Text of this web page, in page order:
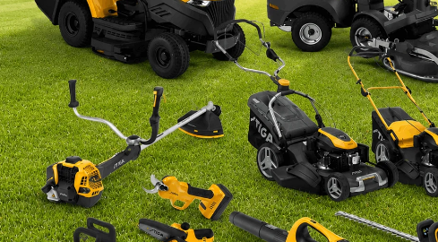
aparati za zavarivanje na probe.hr. Ručno elektrolučno
obloženom elektrodom (engl. Manual Metal Arc
(engl. Shielded Metal Arc Welding – SMAW) je
električni luk, između osnovnog materijala i potrošnih
stvaranjem ugljikovog dioksida (CO2). Elektroda
i može se obaviti s relativno jeftinom opremom,
može postati dovoljno iskusan i sa skromnijom
relativno sporo, budući da se elektrode moraju često
elektrolučno zavarivanje